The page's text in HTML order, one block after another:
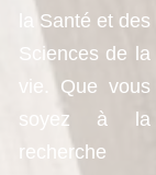
la Santé et des
Sciences de la
vie. Que vous
soyez à la
recherche